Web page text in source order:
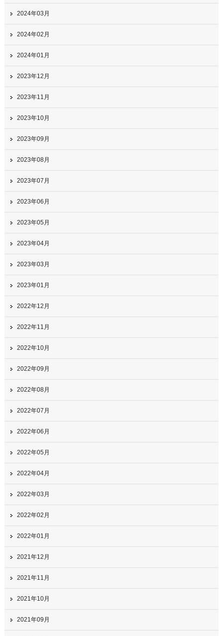
2024年03月
2024年02月
2024年01月
2023年12月
2023年11月
2023年10月
2023年09月
2023年08月
2023年07月
2023年06月
2023年05月
2023年04月
2023年03月
2023年01月
2022年12月
2022年11月
2022年10月
2022年09月
2022年08月
2022年07月
2022年06月
2022年05月
2022年04月
2022年03月
2022年02月
2022年01月
2021年12月
2021年11月
2021年10月
2021年09月